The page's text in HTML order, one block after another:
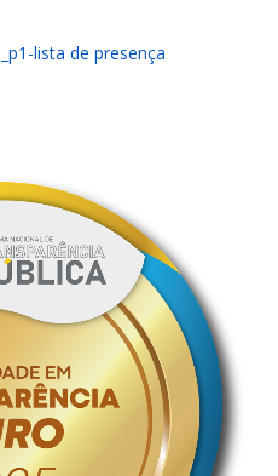
lista de presença